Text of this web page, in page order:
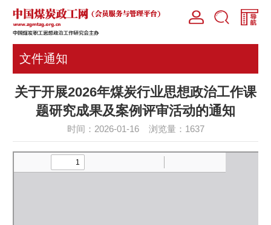
文件通知
关于开展2026年煤炭行业思想政治工作课
题研究成果及案例评审活动的通知
时间：2026-01-16 浏览量： 1637